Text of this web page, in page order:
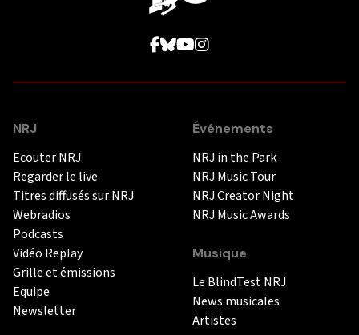
NRJ
Ecouter NRJ
Regarder le live
Titres diffusés sur NRJ
Webradios
Podcasts
Vidéo Replay
Grille et émissions
Equipe
Newsletter
Événements
NRJ in the Park
NRJ Music Tour
NRJ Creator Night
NRJ Music Awards
Musique
Le BlindTest NRJ
News musicales
Artistes